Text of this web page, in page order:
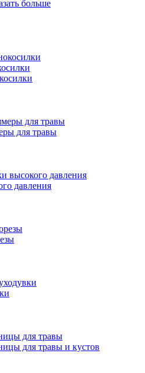
для травы
для травы
высокого давления
давления
для травы
для травы и кустов